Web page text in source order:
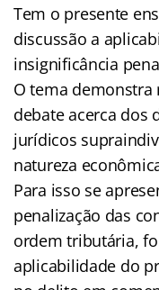
Tem o presente
discussão a
insignificância
O tema demonstra
debate acerca dos
jurídicos
natureza
Para isso se
penalização das
ordem tributária,
aplicabilidade do